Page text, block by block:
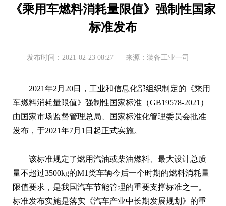
《乘用车燃料消耗量限值》强制性国家
标准发布
发布时间：2021-02-23 08:27 来源：装备工业一司
2021年2月20日，工业和信息化部组织制定的《乘用
车燃料消耗量限值》强制性国家标准（GB19578-2021）
由国家市场监督管理总局、国家标准化管理委员会批准
发布，于2021年7月1日起正式实施。
该标准规定了燃用汽油或柴油燃料、最大设计总质
量不超过3500kg的M1类车辆今后一个时期的燃料消耗量
限值要求，是我国汽车节能管理的重要支撑标准之一。
标准发布实施是落实《汽车产业中长期发展规划》的重